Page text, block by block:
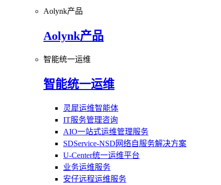
Aolynk产品
Aolynk产品
智能统一运维
智能统一运维
灵犀运维智能体
IT服务管理咨询
AIO一站式运维管理服务
SDService-NSD网络自服务解决方案
U-Center统一运维平台
业务运维服务
安仔远程运维服务